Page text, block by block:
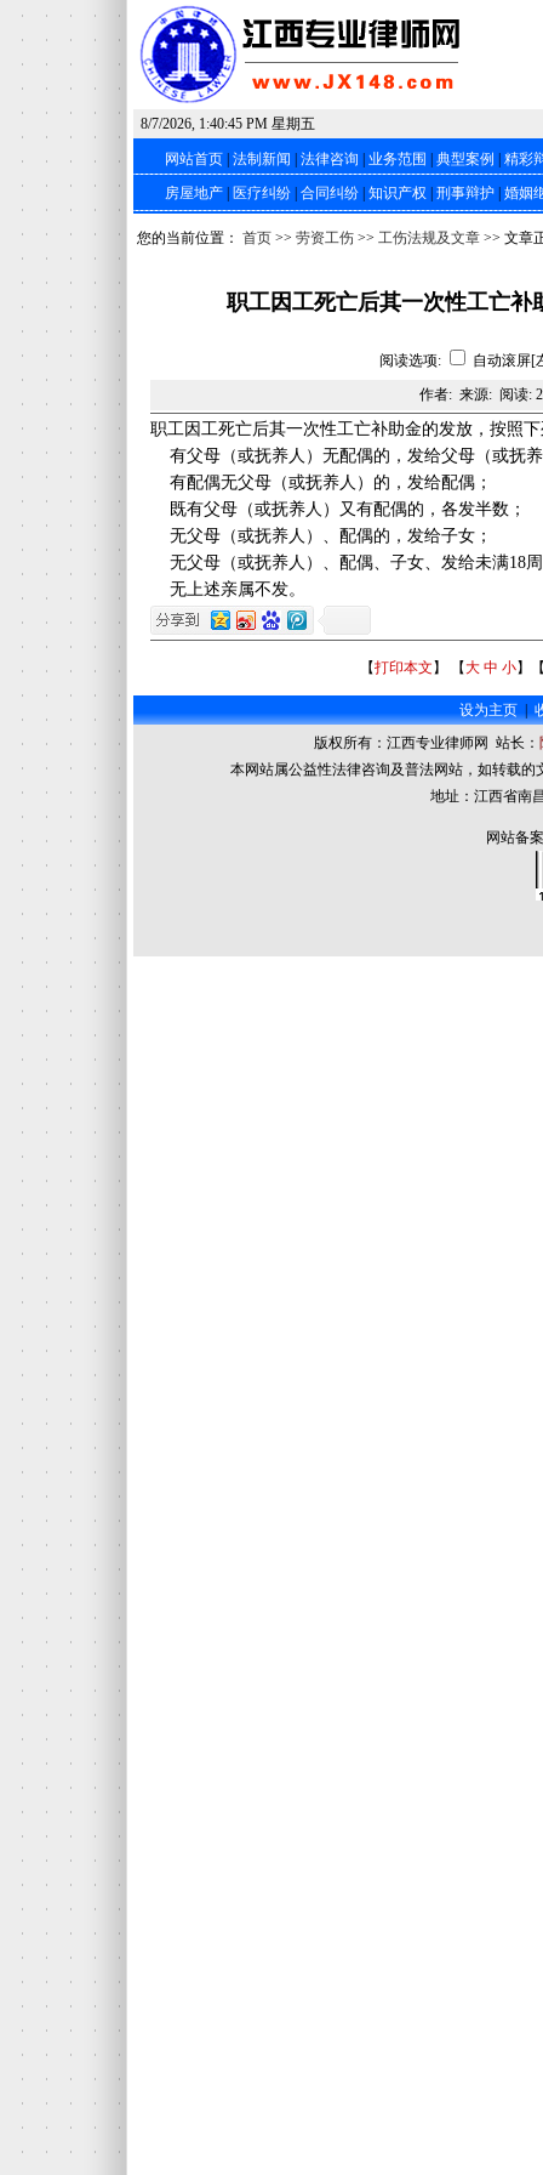
8/7/2026, 1:40:45 PM 星期五
网站首页 法制新闻 法律咨询 业务范围 典型案例
精彩
房屋地产
医疗纠纷 合同纠纷 知识产权 刑事辩护 婚姻
您的当前位置： 首页 >> 劳资工伤 >> 工伤法规及文章 >> 文章
职工因工死亡后其一次性工亡补
阅读选项:
自动滚屏[
作者: 来源: 阅读:
职工因工死亡后其一次性工亡补助金的发放，按照
有父母（或抚养人）无配偶的，发给父母（或抚
有配偶无父母（或抚养人）的，发给配偶；
既有父母（或抚养人）又有配偶的，各发半数；
无父母（或抚养人）、配偶的，发给子女；
无父母（或抚养人）、配偶、子女、发给未满18
无上述亲属不发。
【打印本文 】 【大 中 小】
设为主页
版权所有：江西专业律师网 站长：
本网站属公益性法律咨询及普法网站，如转载
地址：江西省南
网站备